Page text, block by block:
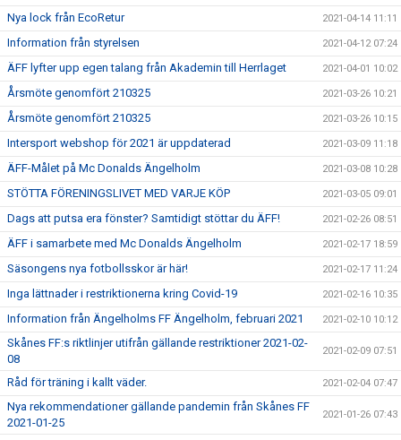
Nya lock från EcoRetur 2021-04-14 11:11
Information från styrelsen 2021-04-12 07:24
ÄFF lyfter upp egen talang från Akademin till Herrlaget 2021-04-01 10:02
Årsmöte genomfört 210325 2021-03-26 10:21
Årsmöte genomfört 210325 2021-03-26 10:15
Intersport webshop för 2021 är uppdaterad 2021-03-09 11:18
ÄFF-Målet på Mc Donalds Ängelholm 2021-03-08 10:28
STÖTTA FÖRENINGSLIVET MED VARJE KÖP 2021-03-05 09:01
Dags att putsa era fönster? Samtidigt stöttar du ÄFF! 2021-02-26 08:51
ÄFF i samarbete med Mc Donalds Ängelholm 2021-02-17 18:59
Säsongens nya fotbollsskor är här! 2021-02-17 11:24
Inga lättnader i restriktionerna kring Covid-19 2021-02-16 10:35
Information från Ängelholms FF Ängelholm, februari 2021 2021-02-10 10:12
Skånes FF:s riktlinjer utifrån gällande restriktioner 2021-02-
08
2021-02-09 07:51
Råd för träning i kallt väder. 2021-02-04 07:47
Nya rekommendationer gällande pandemin från Skånes FF
2021-01-25
2021-01-26 07:43